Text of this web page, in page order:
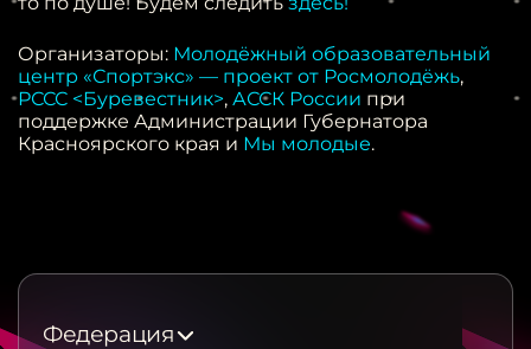
Организаторы: Молодёжный образовательный
центр «Спортэкс» — проект от Росмолодёжь,
РССС <Буревестник>, АССК России при
поддержке Администрации Губернатора
Красноярского края и Мы молодые.
Федерация